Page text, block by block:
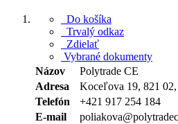
Do košíka
Trvalý odkaz
Zdielať
Vybrané dokumenty
Názov
Polytrade CE
Adresa
Koceľova 19, 821
Telefón
+421 917 254 184
E-mail